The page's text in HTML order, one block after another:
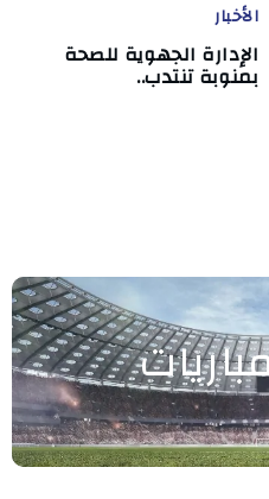
الأخبار
الإدارة الجهوية للصحة
بمنوبة تنتدب..